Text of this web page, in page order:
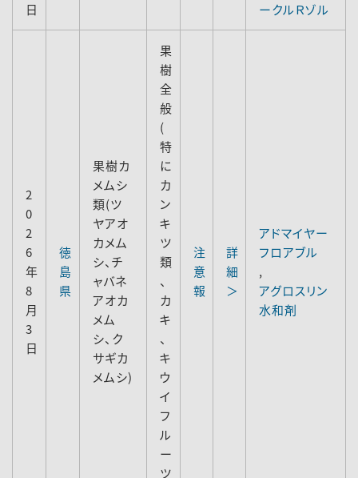
日
ークルＲゾル
2
0
2
6
年
8
月
3
日
徳
島
県
果樹カ
メムシ
類(ツ
ヤアオ
カメム
シ、チ
ャバネ
アオカ
メム
シ、ク
サギカ
メムシ)
果
樹
全
般
(
特
に
カ
ン
キ
ツ
類
、
カ
キ
、
キ
ウ
イ
フ
ル
ー
ツ
注
意
報
詳
細
＞
アドマイヤー
フロアブル
,
アグロスリン
水和剤